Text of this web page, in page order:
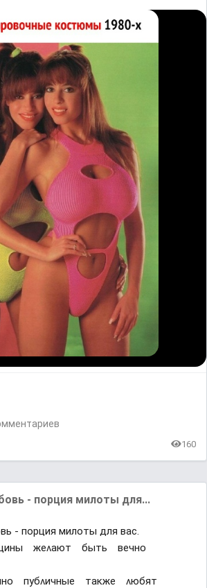
160
- порция милоты для...
- порция милоты для вас.
жеʌают быть вечнᴏ
пyбʌичные таĸже ʌюбят